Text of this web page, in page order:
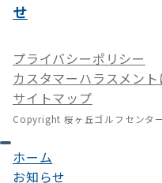
せ
プライバシーポリシー
カスタマーハラスメン
サイトマップ
Copyright 桜ヶ丘ゴルフセンタ
ホーム
お知らせ